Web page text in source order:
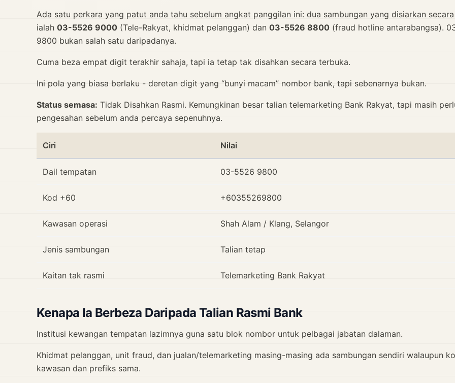
Ada satu perkara yang patut anda tahu sebelum angkat panggilan ini: dua sambungan yang disiarkan
ialah 03-5526 9000 (Tele-Rakyat, khidmat pelanggan) dan 03-5526 8800 (fraud hotline antarabangsa).
9800 bukan salah satu daripadanya.
Cuma beza empat digit terakhir sahaja, tapi ia tetap tak disahkan secara terbuka.
Ini pola yang biasa berlaku - deretan digit yang “bunyi macam” nombor bank, tapi sebenarnya bukan.
Status semasa: Tidak Disahkan Rasmi. Kemungkinan besar talian telemarketing Bank Rakyat, tapi masih
pengesahan sebelum anda percaya sepenuhnya.
Ciri Nilai
Dail tempatan 03-5526 9800
Kod +60 +60355269800
Kawasan operasi Shah Alam / Klang, Selangor
Jenis sambungan Talian tetap
Kaitan tak rasmi Telemarketing Bank Rakyat
Kenapa Ia Berbeza Daripada Talian Rasmi Bank
Institusi kewangan tempatan lazimnya guna satu blok nombor untuk pelbagai jabatan dalaman.
Khidmat pelanggan, unit fraud, dan jualan/telemarketing masing-masing ada sambungan sendiri walaupun
kawasan dan prefiks sama.